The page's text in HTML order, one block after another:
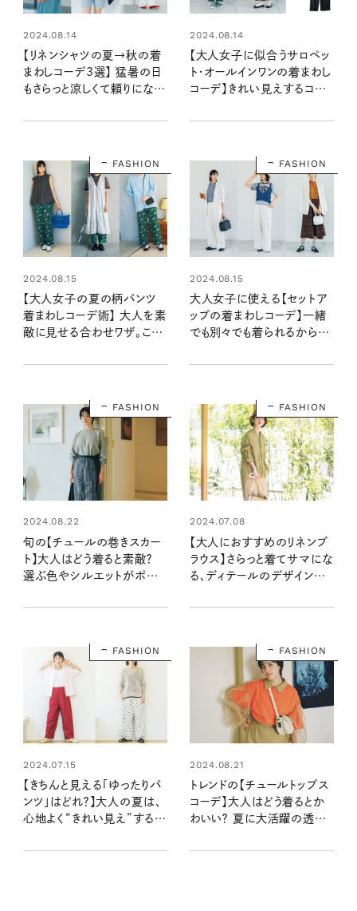
2024.08.14
【リネンシャツの夏→秋の着
まわしコーデ3選】 猛暑の日
もさらっと涼しくて頼りになる
2024.08.14
【大人女子に似合うサロペッ
ト・オールインワンの着まわし
コーデ】きれい見えするコツ
す？
FASHION
2024.08.15
【大人女子の夏の柄パンツ
着まわしコーデ術】 大人を素
敵に見せる合わせワザ。こう
FASHION
2024.08.15
大人女子に使える【セットア
ップの着まわしコーデ】一緒
でも別々でも着られるから、
FASHION
2024.08.22
旬の【チュールの巻きスカー
ト】大人はどう着ると素敵？
選ぶ色やシルエットがポイン
FASHION
2024.07.08
【大人におすすめのリネンブ
ラウス】さらっと着てサマにな
る、ディテールのデザインが
FASHION
2024.07.15
【きちんと見える「ゆったりパ
ンツ」はどれ？】大人の夏は、
心地よく“きれい見え”するの
FASHION
2024.08.21
トレンドの【チュールトップス
コーデ】大人はどう着るとか
わいい？ 夏に大活躍の透け